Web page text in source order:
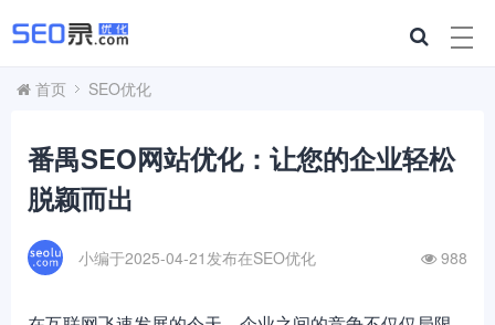
首页 SEO优化
番禺SEO网站优化：让您的企业轻松
脱颖而出
小编于2025-04-21发布在SEO优化 988